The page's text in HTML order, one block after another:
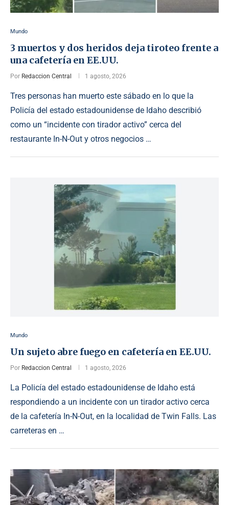
Mundo
3 muertos y dos heridos deja tiroteo frente a
una cafetería en EE.UU.
Por Redaccion Central 1 agosto, 2026
Tres personas han muerto este sábado en lo que la
Policía del estado estadounidense de Idaho describió
como un “incidente con tirador activo” cerca del
restaurante In-N-Out y otros negocios …
Mundo
Un sujeto abre fuego en cafetería en EE.UU.
Por Redaccion Central 1 agosto, 2026
La Policía del estado estadounidense de Idaho está
respondiendo a un incidente con un tirador activo cerca
de la cafetería In-N-Out, en la localidad de Twin Falls. Las
carreteras en …